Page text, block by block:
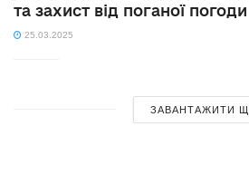
та захист від поганої погоди
25.03.2025
ЗАВАНТАЖИТИ